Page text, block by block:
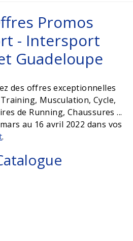
Promos
- Intersport
Guadeloupe
des offres exceptionnelles
Musculation, Cycle,
de Running, Chaussures ...
au 16 avril 2022 dans vos
.